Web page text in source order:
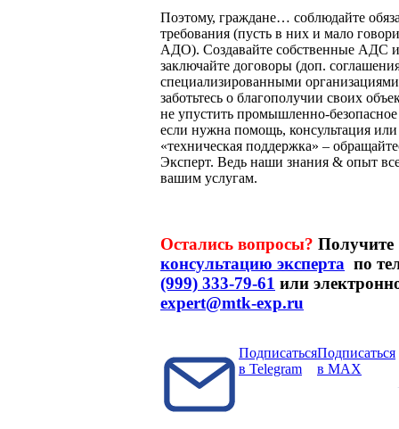
Поэтому, граждане… соблюдайте
требования (пусть в них и мало
АДО). Создавайте собственные АДС
заключайте договоры (доп.
специализированными
заботьтесь о благополучии своих
не упустить промышленно-безопасное
если нужна помощь, консультация или
«техническая поддержка» –
Эксперт. Ведь наши знания & опыт
вашим услугам.
Остались вопросы? Получите
консультацию эксперта по
(999) 333-79-61 или
expert@mtk-exp.ru
Подписаться
в Telegram
Подписаться
в MAX